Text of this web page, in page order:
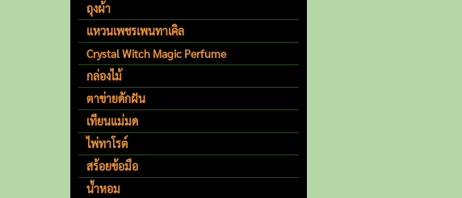
ถุงผ้า
แหวนเพชรเพนทาเคิล
Crystal Witch Magic Perfume
กล่องไม้
ตาข่ายดักฝัน
เทียนแม่มด
ไพ่ทาโรต์
สร้อยข้อมือ
น้ำหอม